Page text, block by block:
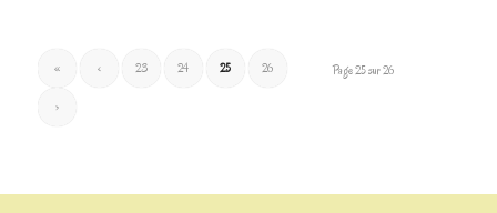
Page 25 sur 26
« ‹ 23 24 25 26
›